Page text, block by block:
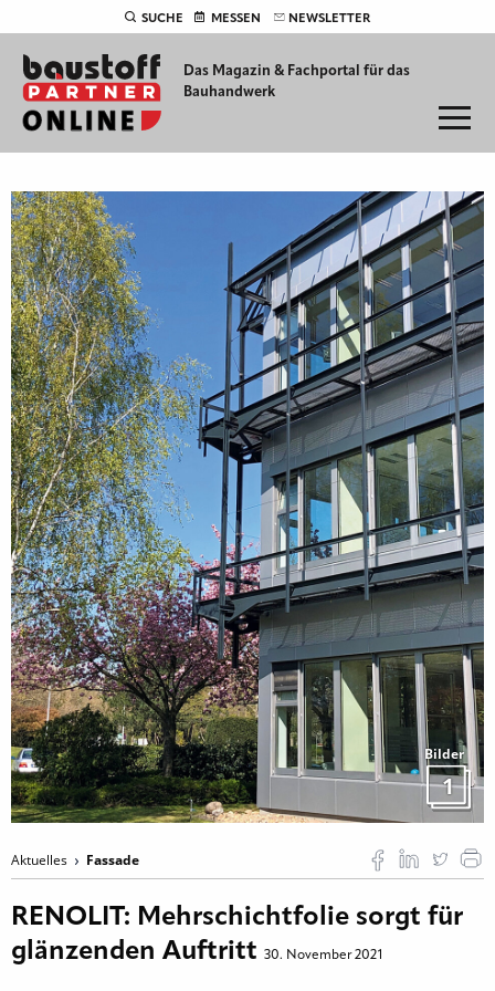
SUCHE MESSEN NEWSLETTER
Das Magazin & Fachportal für das
Bauhandwerk
Bilder
1
Aktuelles Fassade
RENOLIT: Mehrschichtfolie sorgt für
glänzenden Auftritt 30. November 2021